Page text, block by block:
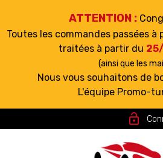
ATTENTION :
Toutes les commandes passées à
traitées à partir du
(ainsi que les
Nous vous souhaitons de
L'équipe Promo-
lock_open